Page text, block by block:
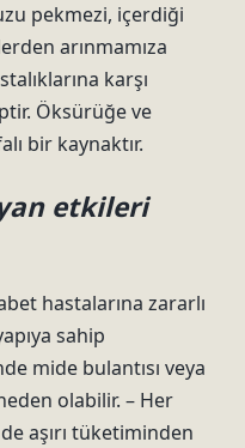
pekmezi, içerdiği
arınmamıza
karşı
Öksürüğe ve
bir kaynaktır.
etkileri
hastalarına zararlı
sahip
mide bulantısı veya
olabilir. – Her
aşırı tüketiminden